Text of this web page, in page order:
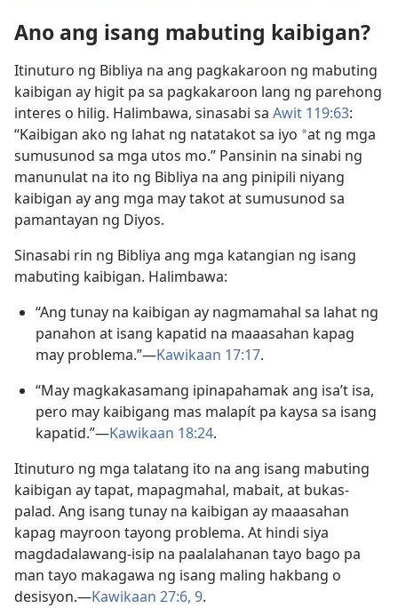
Ano ang isang mabuting kaibigan?
Itinuturo ng Bibliya na ang pagkakaroon ng mabuting
kaibigan ay higit pa sa pagkakaroon lang ng parehong
interes o hilig. Halimbawa, sinasabi sa Awit 119:63:
“Kaibigan ako ng lahat ng natatakot sa iyo aat ng mga
sumusunod sa mga utos mo.” Pansinin na sinabi ng
manunulat na ito ng Bibliya na ang pinipili niyang
kaibigan ay ang mga may takot at sumusunod sa
pamantayan ng Diyos.
Sinasabi rin ng Bibliya ang mga katangian ng isang
mabuting kaibigan. Halimbawa:
“Ang tunay na kaibigan ay nagmamahal sa lahat ng
panahon at isang kapatid na maaasahan kapag
may problema.”—Kawikaan 17:17.
“May magkakasamang ipinapahamak ang isa’t isa,
pero may kaibigang mas malapít pa kaysa sa isang
kapatid.”—Kawikaan 18:24.
Itinuturo ng mga talatang ito na ang isang mabuting
kaibigan ay tapat, mapagmahal, mabait, at bukas-
palad. Ang isang tunay na kaibigan ay maaasahan
kapag mayroon tayong problema. At hindi siya
magdadalawang-isip na paalalahanan tayo bago pa
man tayo makagawa ng isang maling hakbang o
desisyon.—Kawikaan 27:6, 9.